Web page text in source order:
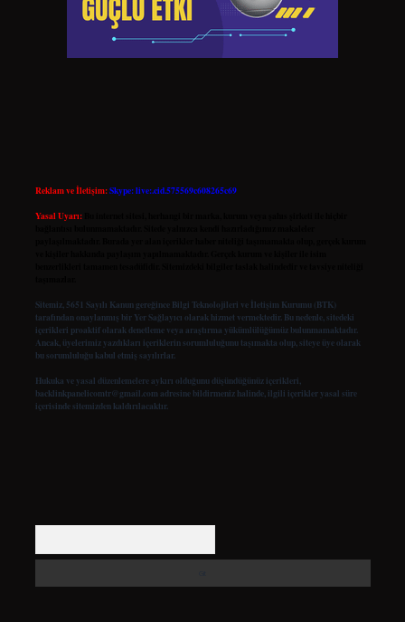
Reklam ve İletişim:Skype: live:.cid.575569c608265c69
Yasal Uyarı:
Sitemiz, 5651 Sayılı Kanun gereğince Bilgi Teknolojileri ve İletişim Kurumu (BTK)
tarafından onaylanmış bir Yer Sağlayıcı olarak hizmet vermektedir. Bu nedenle, sitedeki
içerikleri proaktif olarak denetleme veya araştırma yükümlülüğümüz bulunmamaktadır.
Ancak, üyelerimiz yazdıkları içeriklerin sorumluluğunu taşımakta olup, siteye üye olarak
bu sorumluluğu kabul etmiş sayılırlar.
Hukuka ve yasal düzenlemelere aykırı olduğunu düşündüğünüz içerikleri,
backlinkpanelicomtr@gmail.com adresine bildirmeniz halinde, ilgili içerikler yasal süre
içerisinde sitemizden kaldırılacaktır.